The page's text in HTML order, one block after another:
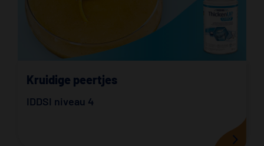
Kruidige peertjes
IDDSI niveau 4